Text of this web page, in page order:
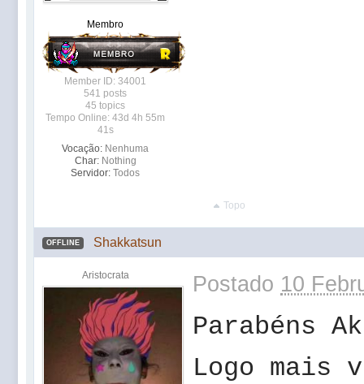
Membro
Member ID: 34001
541 posts
45 topics
Tempo Online: 43d 4h 55m
41s
Vocação: Nenhuma
Char: Nothing
Servidor: Todos
Topo
OFFLINE Shakkatsun
Aristocrata Postado 10
Parabéns
Logo mais